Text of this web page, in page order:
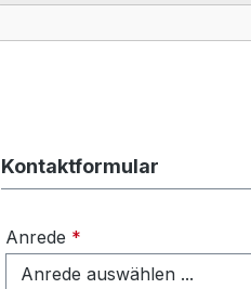
Kontaktformular
Anrede *